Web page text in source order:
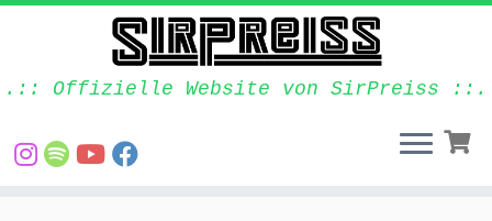
.:: Offizielle Website von SirPreiss ::.